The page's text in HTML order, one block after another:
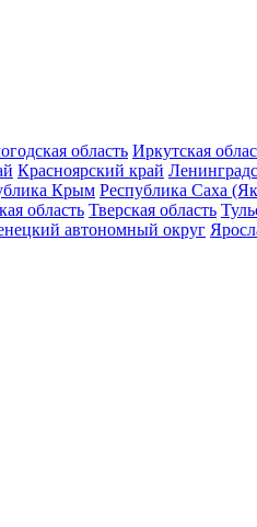
область Иркутская
Красноярский край
Крым Республика Саха
область Тверская область
автономный округ